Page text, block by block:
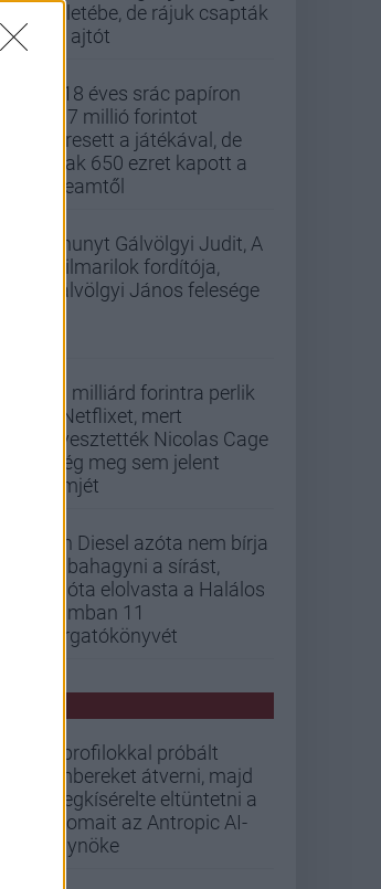
üzletébe, de rájuk csapták
az ajtót
A 18 éves srác papíron
437 millió forintot
keresett a játékával, de
csak 650 ezret kapott a
Steamtől
Elhunyt Gálvölgyi Judit, A
szilmarilok fordítója,
Gálvölgyi János felesége
33 milliárd forintra perlik
a Netflixet, mert
elvesztették Nicolas Cage
még meg sem jelent
filmjét
Vin Diesel azóta nem bírja
abbahagyni a sírást,
mióta elolvasta a Halálos
iramban 11
forgatókönyvét
Álprofilokkal próbált
embereket átverni, majd
megkísérelte eltüntetni a
nyomait az Antropic AI-
ügynöke